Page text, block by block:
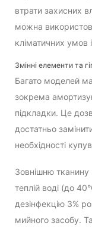
втрати захисних
можна
кліматичних умов
Змінні елементи та
Багато моделей
зокрема
підкладки. Це
достатньо
необхідності
Зовнішню тканину
теплій воді (до
дезінфекцію 3%
мийного засобу.